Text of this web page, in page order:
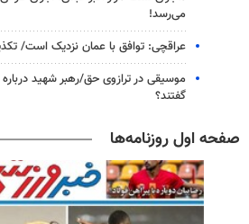
می‌رسد!
عراقچی: توافق با عمان نزدیک است/ تکذیب سهم ۱۱ درصدی
موسیقی در ترازوی حق/رهبر شهید
گفتند؟
صفحه اول روزنامه‌ها